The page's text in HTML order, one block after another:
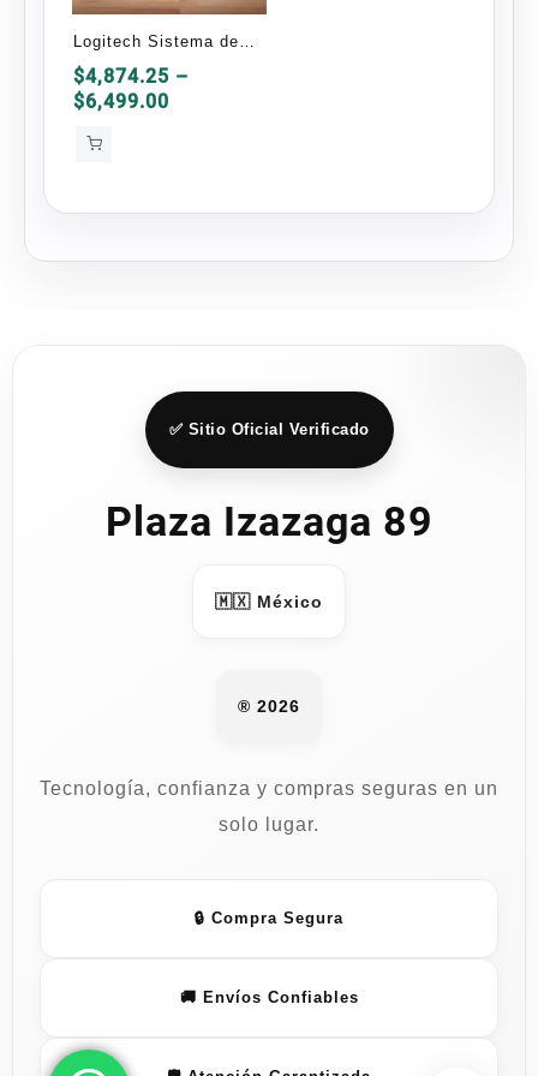
elegir
en
la
página
producto
Logitech Sistema de
Bocinas con Subwoofer
Z906, 5.1, 500W RMS,
Negro
$4,874.25 –
$6,499.00
✅ Sitio Oficial Verificado
Plaza Izazaga 89
🇲🇽 México
® 2026
Tecnología, confianza y compras seguras en un
solo lugar.
🔒 Compra Segura
🚚 Envíos Confiables